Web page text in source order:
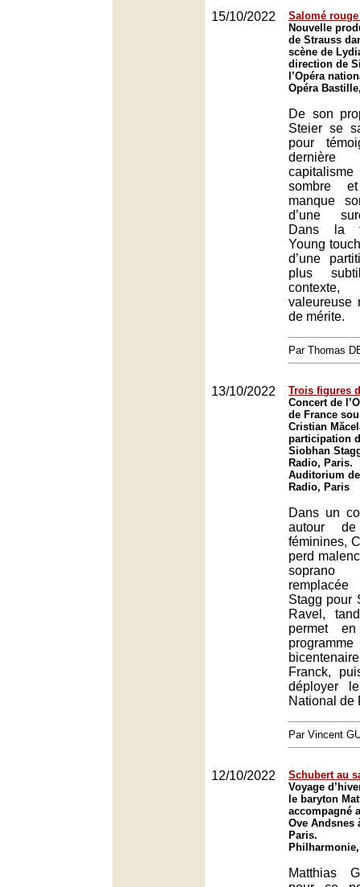
15/10/2022
Salomé
Nouvelle
de Strauss
scène de
direction de
l’Opéra
Opéra
De son
Steier se
pour
sombre
manque
d’une
Dans la
Young
d’une
plus
contexte,
valeureuse
de mérite.
Par Thomas
13/10/2022
Trois figures
Concert de
de France
Cristian
participation
Siobhan
Radio, Paris.
Auditorium
Radio, Paris
Dans un
autour
féminines,
perd
soprano
Stagg pour
Ravel,
permet
Franck,
déployer
National de
Par Vincent
12/10/2022
Schubert au
Voyage
le baryton
accompagné
Ove Andsnes
Paris.
Matthias